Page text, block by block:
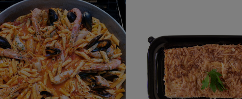
produit
a
plusieurs
variations.
Les
options
peuvent
être
choisies
Les
options
peuvent
être
choisies